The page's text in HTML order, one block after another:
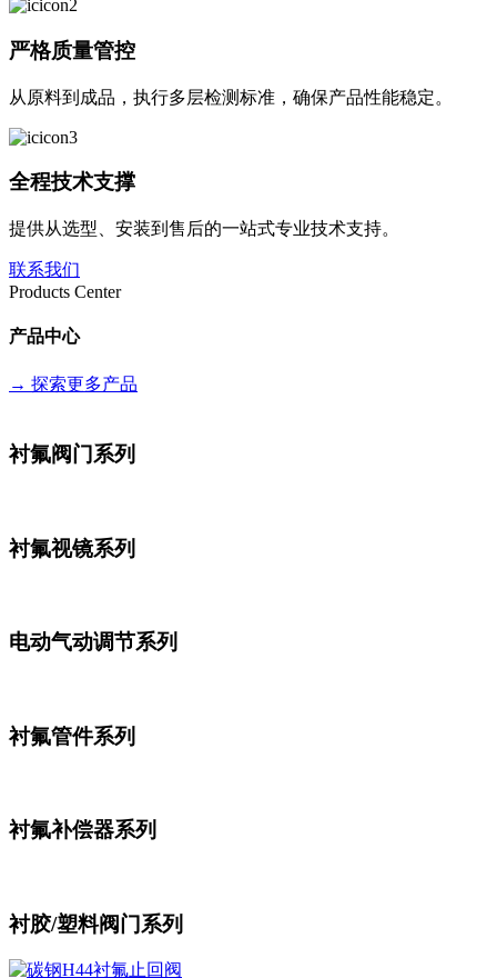
严格质量管控
从原料到成品，执行多层检测标准，确保产品性能稳定。
全程技术支撑
提供从选型、安装到售后的一站式专业技术支持。
联系我们
Products Center
产品中心
→ 探索更多产品
衬氟阀门系列
衬氟视镜系列
电动气动调节系列
衬氟管件系列
衬氟补偿器系列
衬胶/塑料阀门系列